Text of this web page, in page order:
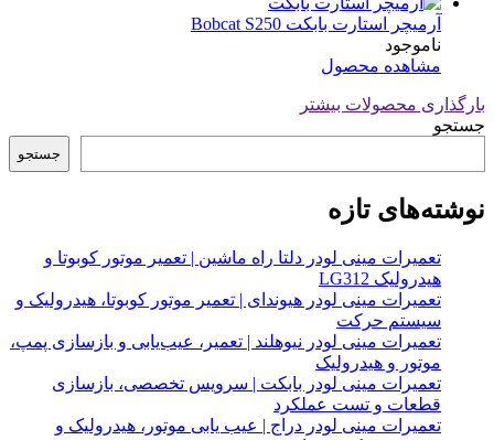
آرمیچر استارت بابکت Bobcat S250
ناموجود
مشاهده محصول
بارگذاری محصولات بیشتر
جستجو
جستجو
نوشته‌های تازه
تعمیرات مینی لودر دلتا راه ماشین | تعمیر موتور کوبوتا و
هیدرولیک LG312
تعمیرات مینی لودر هیوندای | تعمیر موتور کوبوتا، هیدرولیک و
سیستم حرکت
تعمیرات مینی لودر نیوهلند | تعمیر، عیب‌یابی و بازسازی پمپ،
موتور و هیدرولیک
تعمیرات مینی لودر بابکت | سرویس تخصصی، بازسازی
قطعات و تست عملکرد
تعمیرات مینی لودر دراج | عیب یابی موتور، هیدرولیک و